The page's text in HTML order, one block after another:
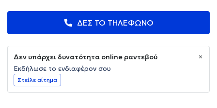
ΔΕΣ ΤΟ ΤΗΛΕΦΩΝΟ
Δεν υπάρχει δυνατότητα online ραντεβού
Εκδήλωσε το ενδιαφέρον σου
Στείλε αίτημα